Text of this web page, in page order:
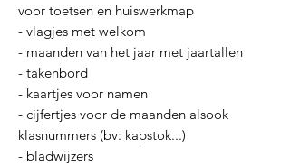
voor toetsen en huiswerkmap
- vlagjes met welkom
- maanden van het jaar met jaartallen
- takenbord
- kaartjes voor namen
- cijfertjes voor de maanden alsook
klasnummers (bv: kapstok...)
- bladwijzers